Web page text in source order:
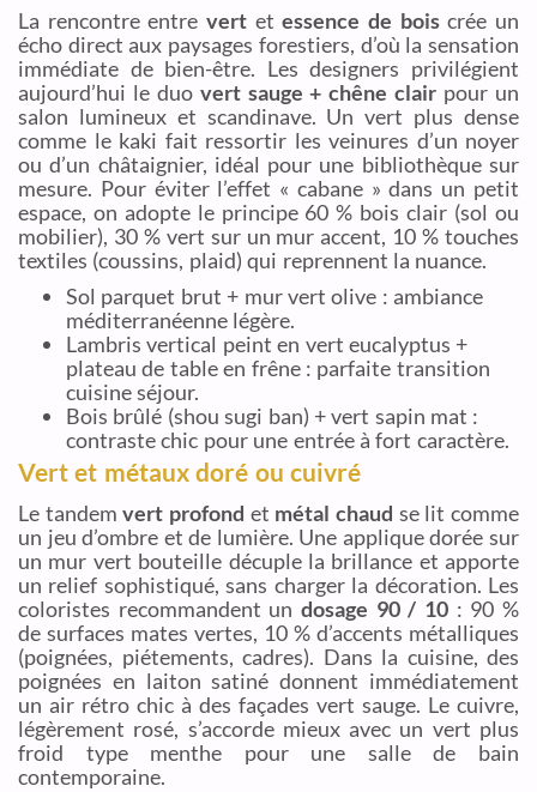
La rencontre entre vert etessence de boiscrée un
écho direct aux paysages forestiers, d’où la sensation
immédiate de bien-être. Les designers privilégient
aujourd’hui le duo vert sauge + chêne clair pour un
salon lumineux et scandinave. Un vert plus dense
comme le kaki fait ressortir les veinures d’un noyer
ou d’un châtaignier, idéal pour une bibliothèque sur
mesure. Pour éviter l’effet « cabane » dans un petit
espace, on adopte le principe 60 % bois clair (sol ou
mobilier), 30 % vert sur un mur accent, 10 % touches
textiles (coussins, plaid) qui reprennent la nuance.
Sol parquet brut + mur vert olive : ambiance
méditerranéenne légère.
Lambris vertical peint en vert eucalyptus +
plateau de table en frêne : parfaite transition
cuisine séjour.
Bois brûlé (shou sugi ban) + vert sapin mat :
contraste chic pour une entrée à fort caractère.
Vert et métaux doré ou cuivré
Le tandemvert profond et métal chaud se lit comme
un jeu d’ombre et de lumière. Une applique dorée sur
un mur vert bouteille décuple la brillance et apporte
un relief sophistiqué, sans charger la décoration. Les
coloristes recommandent un dosage 90 / 10 : 90 %
de surfaces mates vertes, 10 % d’accents métalliques
(poignées, piétements, cadres). Dans la cuisine, des
poignées en laiton satiné donnent immédiatement
un air rétro chic à des façades vert sauge. Le cuivre,
légèrement rosé, s’accorde mieux avec un vert plus
froid type menthe pour une salle de bain
contemporaine.